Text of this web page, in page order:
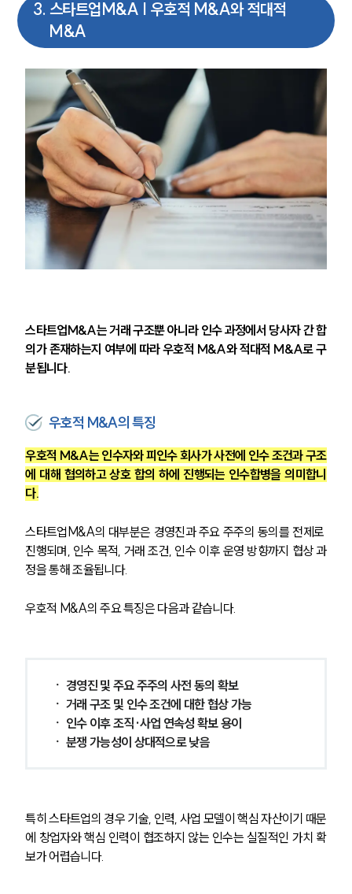
센터소개
오시는 길
글로벌 파트너 로펌
AI대륜
주요 업무사례
사례분석/최신동향
법률정보
법률지식인
고객후기
M&A센터 업무
전체
3. 스타트업M&A | 우호적 M&A와 적대적
M&A
스타트업M&A는 거래 구조뿐 아니라 인수 과정에서 당사자 간 합
의가 존재하는지 여부에 따라 우호적 M&A와 적대적 M&A로 구
분됩니다.
우호적 M&A의 특징
우호적 M&A는 인수자와 피인수 회사가 사전에 인수 조건과 구조
에 대해 협의하고 상호 합의 하에 진행되는 인수합병을 의미합니
다.
스타트업M&A의 대부분은 경영진과 주요 주주의 동의를 전제로
진행되며, 인수 목적, 거래 조건, 인수 이후 운영 방향까지 협상 과
정을 통해 조율됩니다.
우호적 M&A의 주요 특징은 다음과 같습니다.
ㆍ 경영진 및 주요 주주의 사전 동의 확보
ㆍ 거래 구조 및 인수 조건에 대한 협상 가능
ㆍ 인수 이후 조직·사업 연속성 확보 용이
ㆍ 분쟁 가능성이 상대적으로 낮음
특히 스타트업의 경우 기술, 인력, 사업 모델이 핵심 자산이기 때문
에 창업자와 핵심 인력이 협조하지 않는 인수는 실질적인 가치 확
보가 어렵습니다.